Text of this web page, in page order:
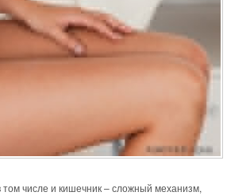
числе и кишечник – сложный механизм,